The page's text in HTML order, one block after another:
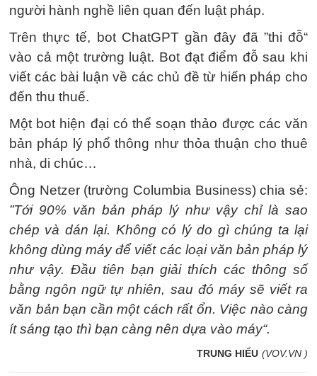
người hành nghề liên quan đến luật pháp.
Trên thực tế, bot ChatGPT gần đây đã ”thi đỗ“
vào cả một trường luật. Bot đạt điểm đỗ sau khi
viết các bài luận về các chủ đề từ hiến pháp cho
đến thu thuế.
Một bot hiện đại có thể soạn thảo được các văn
bản pháp lý phổ thông như thỏa thuận cho thuê
nhà, di chúc…
Ông Netzer (trường Columbia Business) chia sẻ:
”Tới 90% văn bản pháp lý như vậy chỉ là sao
chép và dán lại. Không có lý do gì chúng ta lại
không dùng máy để viết các loại văn bản pháp lý
như vậy. Đầu tiên bạn giải thích các thông số
bằng ngôn ngữ tự nhiên, sau đó máy sẽ viết ra
văn bản bạn cần một cách rất ổn. Việc nào càng
ít sáng tạo thì bạn càng nên dựa vào máy“.
TRUNG HIẾU (VOV.VN )